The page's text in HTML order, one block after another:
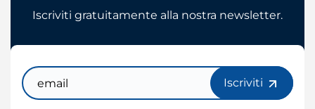
Iscriviti gratuitamente alla nostra newsletter.
Email
Iscriviti